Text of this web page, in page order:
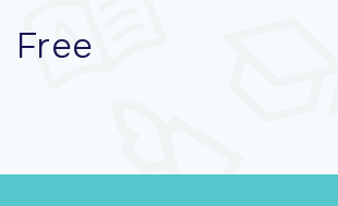
Gyógymasszőr
interaktív (írásbeli)
gyakorló-
tanfolyamok
Free